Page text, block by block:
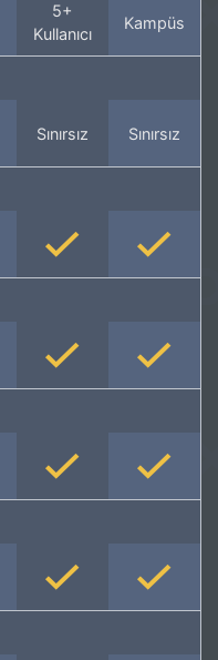
5+
Kullanıcı
Kampüs
Sınırsız Sınırsız